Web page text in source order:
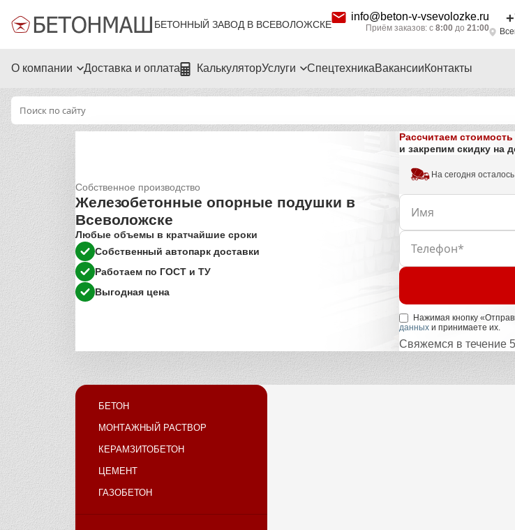
БЕТОННЫЙ ЗАВОД В ВСЕВОЛОЖСКЕ
info@beton-v-vsevolozke.ru
Приём заказов: с 8:00 до 21:00
О компании Доставка и оплата КалькуляторУслуги СпецтехникаВакансииКонтакты
Собственное производство
Железобетонные опорные подушки в
Всеволожске
Любые объемы в кратчайшие сроки
Собственный автопарк доставки
Работаем по ГОСТ и ТУ
Выгодная цена
Рассчитаем стоимость
и закрепим скидку на
На сегодня
Нажимая кнопку
данных и принимаете их.
Свяжемся в течение
БЕТОН
МОНТАЖНЫЙ РАСТВОР
КЕРАМЗИТОБЕТОН
ЦЕМЕНТ
ГАЗОБЕТОН